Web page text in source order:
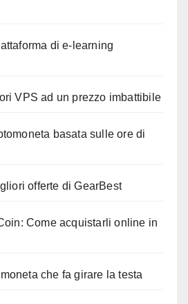
di e-learning
VPS ad un prezzo imbattibile
basata sulle ore di
offerte di GearBest
Come acquistarli online in
che fa girare la testa